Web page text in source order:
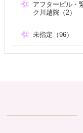
アフターピル・
ク川越院（2）
未指定（96）